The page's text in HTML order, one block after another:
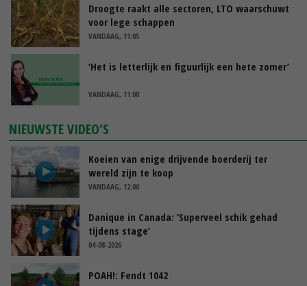
Droogte raakt alle sectoren, LTO waarschuwt
voor lege schappen
VANDAAG, 11:05
‘Het is letterlijk en figuurlijk een hete zomer’
VANDAAG, 11:00
NIEUWSTE VIDEO'S
Koeien van enige drijvende boerderij ter
wereld zijn te koop
VANDAAG, 12:00
Danique in Canada: ‘Superveel schik gehad
tijdens stage’
04-08-2026
POAH!: Fendt 1042